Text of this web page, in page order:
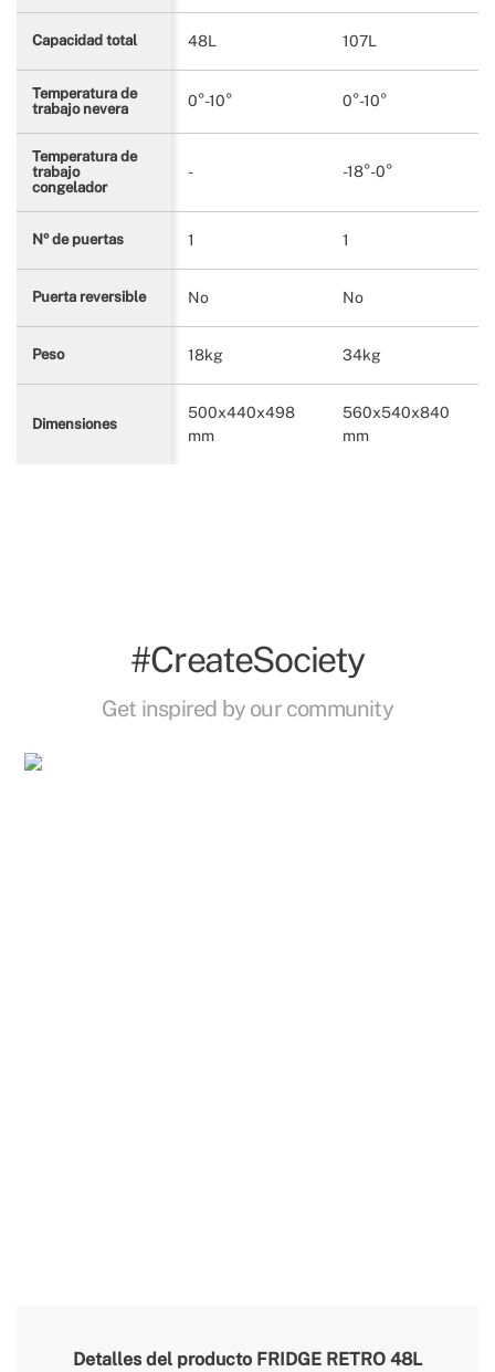
Capacidad total 48L 107L
Temperatura de
trabajo nevera
0°-10° 0°-10°
Temperatura de
trabajo
congelador
- -18°-0°
Nº de puertas 1 1
Puerta reversible No No
Peso 18kg 34kg
Dimensiones
500x440x498
mm
560x540x840
mm
#CreateSociety
Get inspired by our community
Detalles del producto FRIDGE RETRO 48L